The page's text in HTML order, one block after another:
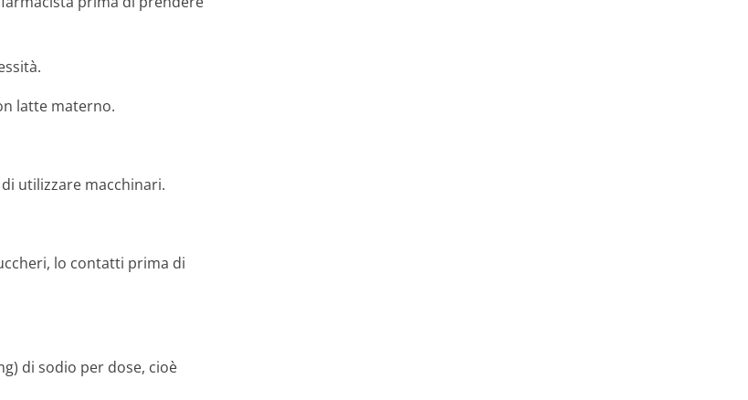
latte materno.
utilizzare macchinari.
lo contatti prima di
di sodio per dose, cioè